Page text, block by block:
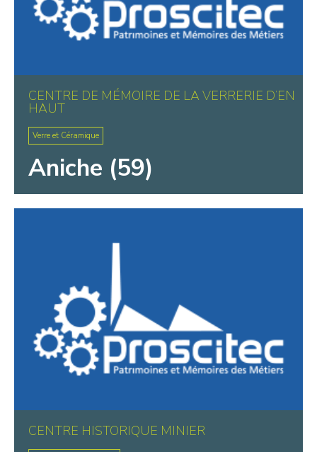
CENTRE DE MÉMOIRE DE LA VERRERIE D’EN
HAUT
Verre et Céramique
Aniche (59)
CENTRE HISTORIQUE MINIER